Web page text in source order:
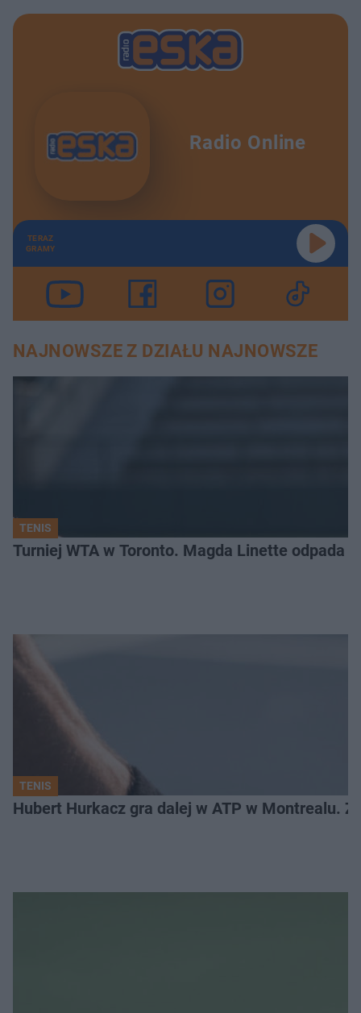
Radio Online
TERAZ
GRAMY
NAJNOWSZE Z DZIAŁU NAJNOWSZE
TENIS
Turniej WTA w Toronto. Magda Linette odpada
TENIS
Hubert Hurkacz gra dalej w ATP w Montrealu.